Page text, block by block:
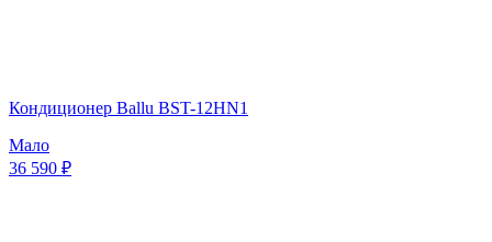
Кондиционер Ballu BST-12HN1
Мало
36 590 ₽